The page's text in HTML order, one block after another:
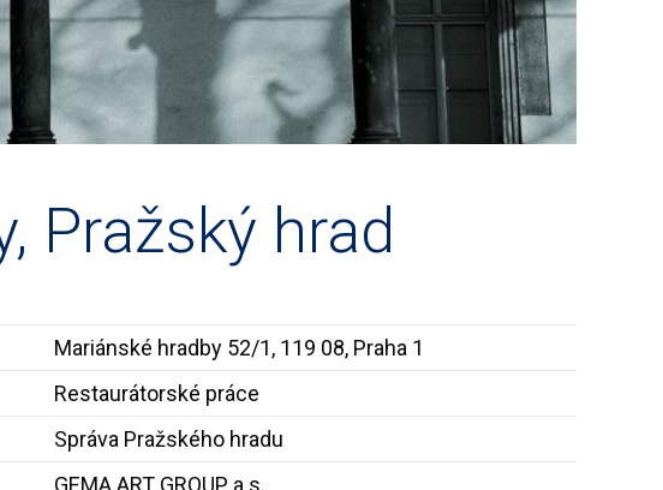
Pražský hrad
Mariánské hradby 52/1, 119 08, Praha 1
Restaurátorské práce
Správa Pražského hradu
GEMA ART GROUP a.s.